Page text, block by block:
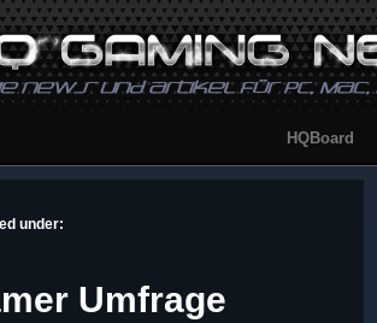
HQBoard
under:
Umfrage